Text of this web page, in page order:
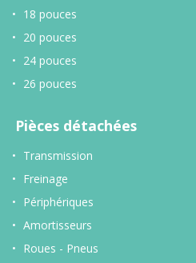
18 pouces
20 pouces
24 pouces
26 pouces
Pièces détachées
Transmission
Freinage
Périphériques
Amortisseurs
Roues - Pneus